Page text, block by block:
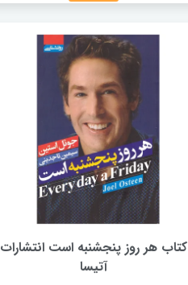
کتاب هر روز پنجشنبه است انتشارات‌
آتیسا